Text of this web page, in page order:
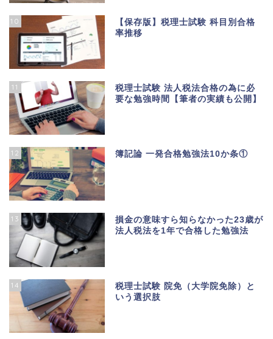
10
【保存版】税理士試験 科目別合格
率推移
11
税理士試験 法人税法合格の為に必
要な勉強時間【筆者の実績も公開】
12 簿記論 一発合格勉強法10か条①
13
損金の意味すら知らなかった23歳が
法人税法を1年で合格した勉強法
14
税理士試験 院免（大学院免除）と
いう選択肢